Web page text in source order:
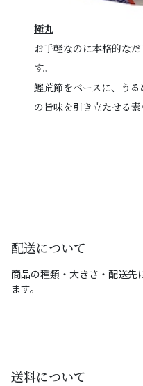
極丸
お手軽なのに本格的な
す。
鰹荒節をベースに、う
の旨味を引き立たせる素
配送について
商品の種類・大きさ・配送先
ます。
送料について